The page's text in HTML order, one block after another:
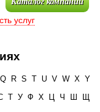
услуг
Q R S T U V W X Y
Т У Ф Х Ц Ч Ш
Щ